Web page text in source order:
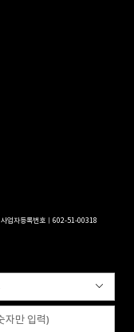
사업자등록번호ㅣ602-51-00318